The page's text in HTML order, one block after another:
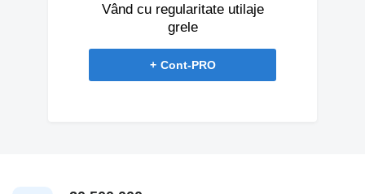
Vând cu regularitate utilaje
grele
+ Cont-PRO